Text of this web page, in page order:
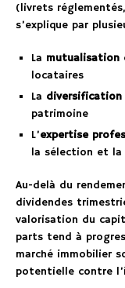
(livrets
s’explique par
La mutualisation
locataires
La
patrimoine
L’expertise
la sélection et
Au-delà du
dividendes
valorisation du
parts tend à
marché immobilier
potentielle contre